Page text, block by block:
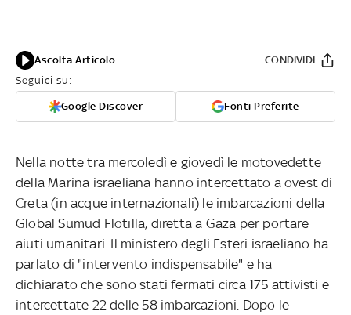
Ascolta Articolo
Seguici su:
Google Discover Fonti Preferite
CONDIVIDI
Nella notte tra mercoledì e giovedì le motovedette
della Marina israeliana hanno intercettato a ovest di
Creta (in acque internazionali) le imbarcazioni della
Global Sumud Flotilla, diretta a Gaza per portare
aiuti umanitari. Il ministero degli Esteri israeliano ha
parlato di "intervento indispensabile" e ha
dichiarato che sono stati fermati circa 175 attivisti e
intercettate 22 delle 58 imbarcazioni. Dopo le